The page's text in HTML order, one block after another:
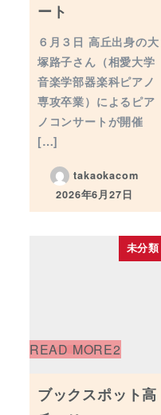
ート
６月３日 高丘出身の大
塚路子さん（相愛大学
音楽学部器楽科ピアノ
専攻卒業）によるピア
ノコンサートが開催
[…]
takaokacom
投稿日
2026年6月27日
未分類
ブックスポット高